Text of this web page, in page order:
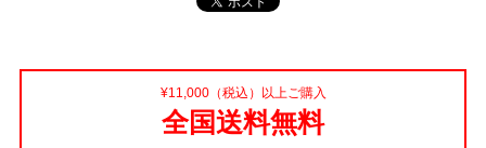
¥11,000（税込）以上ご購入
全国送料無料